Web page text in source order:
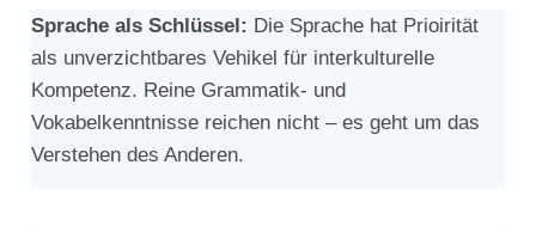
Sprache als Schlüssel: Die Sprache hat Prioirität
als unverzichtbares Vehikel für interkulturelle
Kompetenz. Reine Grammatik- und
Vokabelkenntnisse reichen nicht – es geht um das
Verstehen des Anderen.